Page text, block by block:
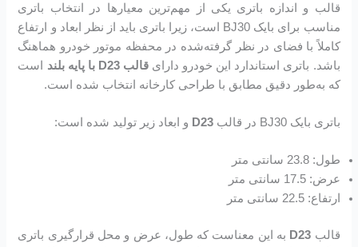
قالب و اندازه باتری یکی از مهم‌ترین معیارها در انتخاب باتری
مناسب برای بایک BJ30 است، زیرا باتری باید از نظر ابعاد و ارتفاع
کاملاً با فضای در نظر گرفته‌شده در محفظه موتور خودرو هماهنگ
باشد. باتری استاندارد این خودرو دارایقالبD23 با پایه بلند است
که به‌طور دقیق مطابق با طراحی کارخانه انتخاب شده است.
باتری بایک BJ30 در قالب D23 و ابعاد زیر تولید شده است:
طول: 23.8 سانتی متر
عرض: 17.5 سانتی متر
ارتفاع: 22.5 سانتی متر
قالب D23 به این معناست که طول، عرض و محل قرارگیری باتری